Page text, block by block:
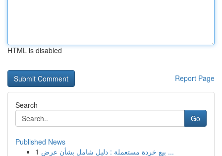
HTML is disabled
Report Page
Search
Go
Published News
1
بيع خردة مستعملة : دليل شامل بشأن عرض ...